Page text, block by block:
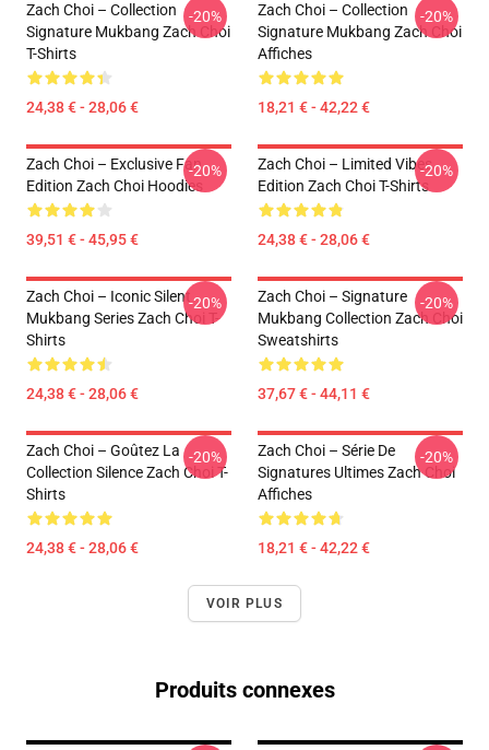
Zach Choi – Collection
Signature Mukbang Zach Choi
T-Shirts
24,38 € - 28,06 €
-20%
Zach Choi – Collection
Signature Mukbang Zach Choi
Affiches
18,21 € - 42,22 €
-20%
Zach Choi – Exclusive Fan
Edition Zach Choi Hoodies
39,51 € - 45,95 €
-20%
Zach Choi – Limited Vibes
Edition Zach Choi T-Shirts
24,38 € - 28,06 €
-20%
Zach Choi – Iconic Silent
Mukbang Series Zach Choi T-
Shirts
24,38 € - 28,06 €
-20%
Zach Choi – Signature
Mukbang Collection Zach Choi
Sweatshirts
37,67 € - 44,11 €
-20%
Zach Choi – Goûtez La
Collection Silence Zach Choi T-
Shirts
24,38 € - 28,06 €
-20%
Zach Choi – Série De
Signatures Ultimes Zach Choi
Affiches
18,21 € - 42,22 €
-20%
VOIR PLUS
Produits connexes